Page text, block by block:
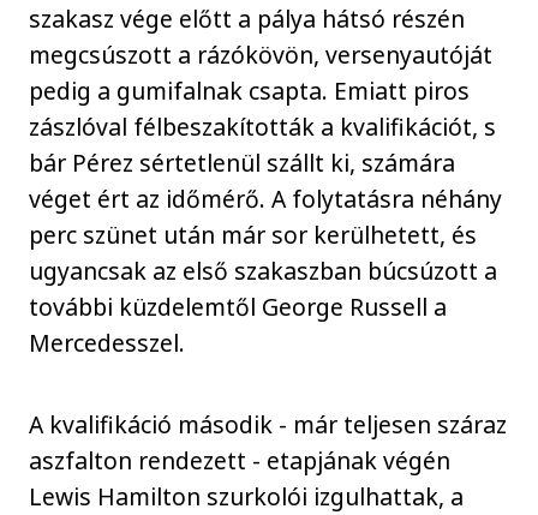
szakasz vége előtt a pálya hátsó részén
megcsúszott a rázókövön, versenyautóját
pedig a gumifalnak csapta. Emiatt piros
zászlóval félbeszakították a kvalifikációt, s
bár Pérez sértetlenül szállt ki, számára
véget ért az időmérő. A folytatásra néhány
perc szünet után már sor kerülhetett, és
ugyancsak az első szakaszban búcsúzott a
további küzdelemtől George Russell a
Mercedesszel.
A kvalifikáció második - már teljesen száraz
aszfalton rendezett - etapjának végén
Lewis Hamilton szurkolói izgulhattak, a